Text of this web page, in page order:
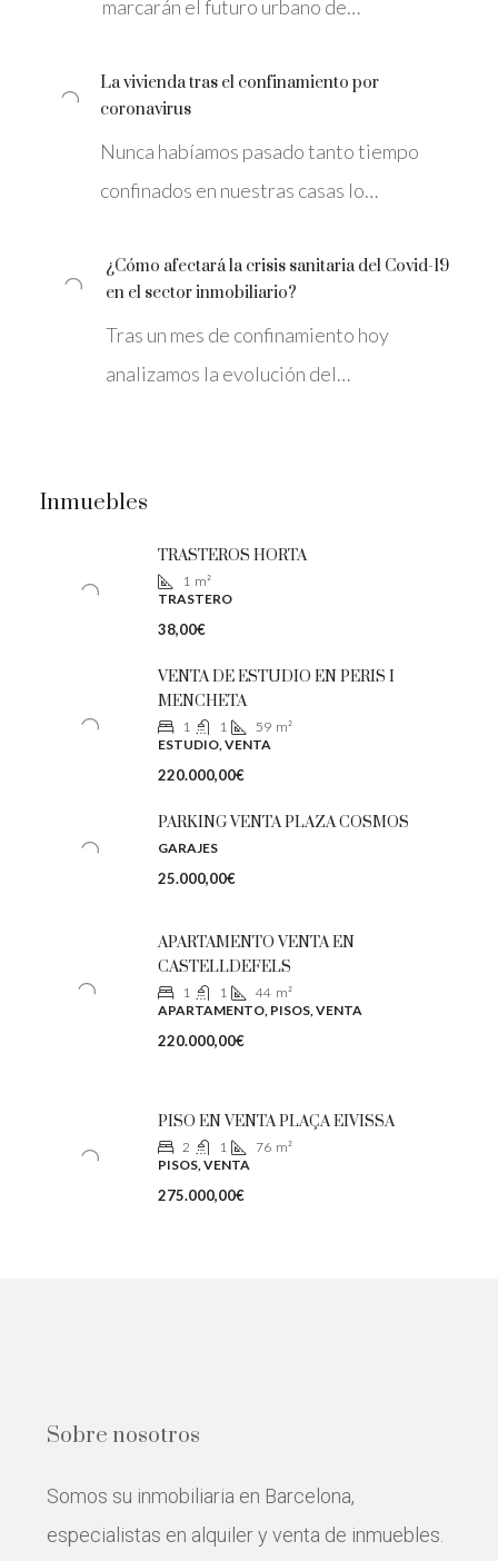
marcarán el futuro urbano de…
La vivienda tras el confinamiento por
coronavirus
Nunca habíamos pasado tanto tiempo
confinados en nuestras casas lo…
¿Cómo afectará la crisis sanitaria del Covid-19
en el sector inmobiliario?
Tras un mes de confinamiento hoy
analizamos la evolución del…
Inmuebles
TRASTEROS HORTA
1 m²
TRASTERO
38,00€
VENTA DE ESTUDIO EN PERIS I
MENCHETA
1 1 59 m²
ESTUDIO, VENTA
220.000,00€
PARKING VENTA PLAZA COSMOS
GARAJES
25.000,00€
APARTAMENTO VENTA EN
CASTELLDEFELS
1 1 44 m²
APARTAMENTO, PISOS, VENTA
220.000,00€
PISO EN VENTA PLAÇA EIVISSA
2 1 76 m²
PISOS, VENTA
275.000,00€
Sobre nosotros
Somos su inmobiliaria en Barcelona,
especialistas en alquiler y venta de inmuebles.